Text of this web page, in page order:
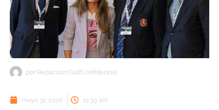
por Redacción GolfConfidencial
mayo 31, 2026 10:39 am